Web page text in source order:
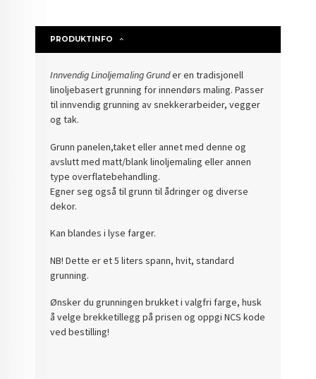
PRODUKTINFO
Innvendig Linoljemaling Grunder en tradisjonell
linoljebasert grunning for innendørs maling. Passer
til innvendig grunning av snekkerarbeider, vegger
og tak.
Grunn panelen,taket eller annet med denne og
avslutt med matt/blank linoljemaling eller annen
type overflatebehandling.
Egner seg også til grunn til ådringer og diverse
dekor.
Kan blandes i lyse farger.
NB! Dette er et 5 liters spann, hvit, standard
grunning.
Ønsker du grunningen brukket i valgfri farge, husk
å velge brekketillegg på prisen og oppgi NCS kode
ved bestilling!